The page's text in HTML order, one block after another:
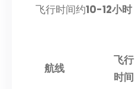
飞行时间约10-12小时
航线
飞行
时间